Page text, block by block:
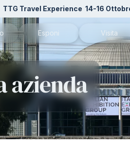
TTG Travel Experience 14-16
patrocini
newsletter
Esponi
Perché esporre
Diventa espositore
Info per esporre
Rimini Hotels and Information
Visita
Perché
Richiedi il
Catalogo
Come
azienda